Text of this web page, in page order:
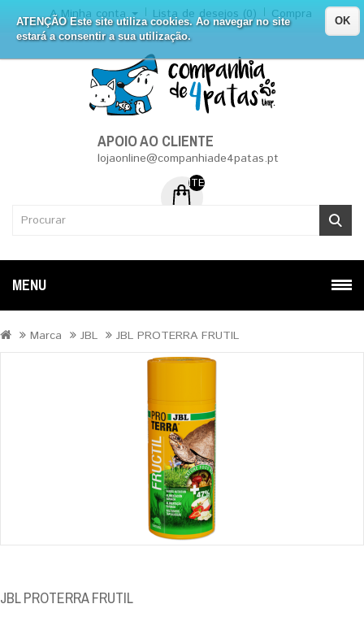
ATENÇÃO Este site utiliza cookies. Ao navegar no site
estará a consentir a sua utilização.
OK
A Minha conta Lista de desejos (0) Compra
APOIO AO CLIENTE
lojaonline@companhiade4patas.pt
ITEM (NS) DE 0 - 0.00€
MENU
Marca JBL JBL PROTERRA FRUTIL
JBL PROTERRA FRUTIL